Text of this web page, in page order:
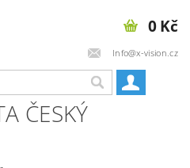
Info@x-vision.cz
0 Kč
ČESKÝ